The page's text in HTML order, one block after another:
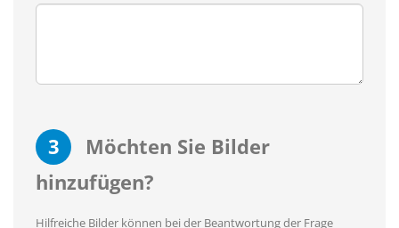
3
Möchten Sie Bilder
hinzufügen?
Hilfreiche Bilder können bei der Beantwortung der Frage